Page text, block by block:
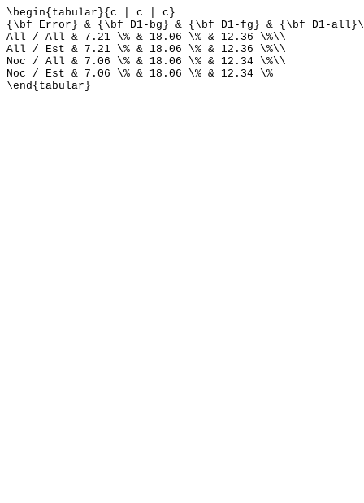
\begin{tabular}{c | c | c}
{\bf Error} & {\bf D1-bg} & {\bf D1-fg} & {\bf D1-
All / All & 7.21 \% & 18.06 \% & 12.36 \%\\
All / Est & 7.21 \% & 18.06 \% & 12.36 \%\\
Noc / All & 7.06 \% & 18.06 \% & 12.34 \%\\
Noc / Est & 7.06 \% & 18.06 \% & 12.34 \%
\end{tabular}